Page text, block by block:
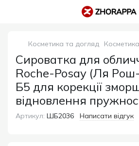
Косметика та догляд Косметика
Сироватка для
Roche-Posay (Ля Рош-
Б5 для корекції
відновлення
Артикул: ШБ2036 Написати відгук